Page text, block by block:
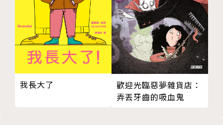
──娜允變了。
強勢起來的她，卻終於意識到自己付出的，到底是什麼
代價。就在娜允即將挑戰黑帶段位之際，竟得知修練館
館長的真實身分，而舌戰道的終極意義也意外揭曉……
「孩子們在很多地方都有機會得到身體的鍛鍊，學習保
護自己，但卻很少有地方能鍛鍊他們心靈的肌肉，幫助
我長大了
歡迎光臨惡夢雜貨店：
弄丟牙齒的吸血鬼